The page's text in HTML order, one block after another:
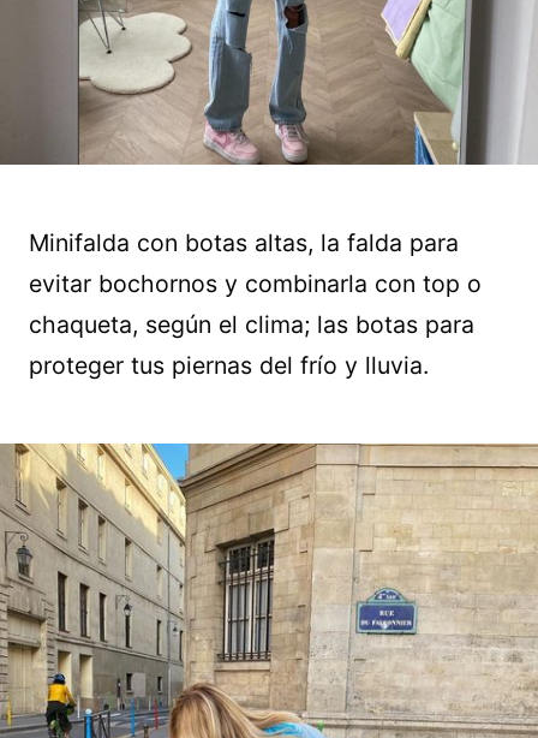
Minifalda con botas altas, la falda para
evitar bochornos y combinarla con top o
chaqueta, según el clima; las botas para
proteger tus piernas del frío y lluvia.